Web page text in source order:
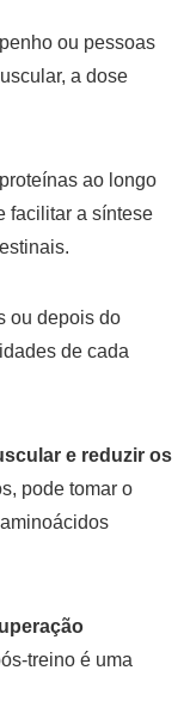
ou pessoas
a dose
ao longo
facilitar a síntese
ou depois do
de cada
e reduzir os
pode tomar o
treino é uma